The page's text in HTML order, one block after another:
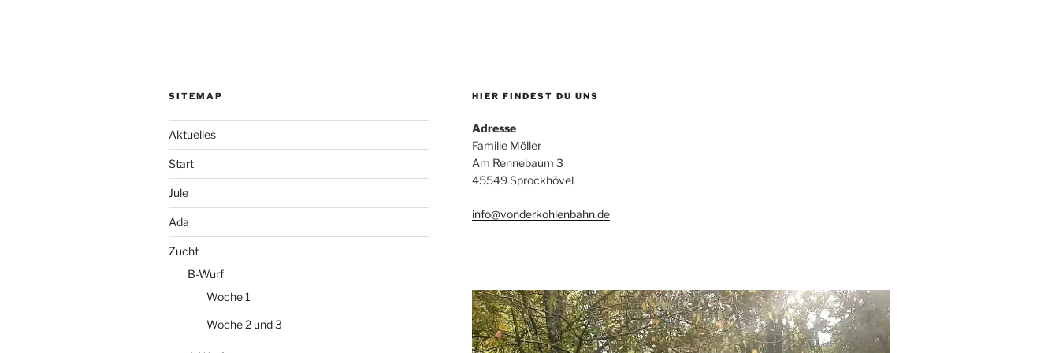
SITEMAP
Aktuelles
Start
Jule
Ada
Zucht
B-Wurf
Woche 1
Woche 2 und 3
HIER FINDEST DU UNS
Adresse
Familie Möller
Am Rennebaum 3
45549 Sprockhövel
info@vonderkohlenbahn.de